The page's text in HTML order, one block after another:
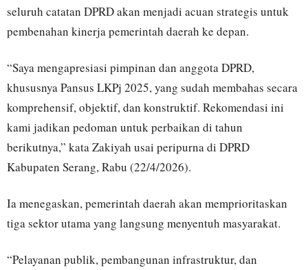
seluruh catatan DPRD akan menjadi acuan strategis untuk
pembenahan kinerja pemerintah daerah ke depan.
“Saya mengapresiasi pimpinan dan anggota DPRD,
khususnya Pansus LKPj 2025, yang sudah membahas secara
komprehensif, objektif, dan konstruktif. Rekomendasi ini
kami jadikan pedoman untuk perbaikan di tahun
berikutnya,” kata Zakiyah usai peripurna di DPRD
Kabupaten Serang, Rabu (22/4/2026).
Ia menegaskan, pemerintah daerah akan memprioritaskan
tiga sektor utama yang langsung menyentuh masyarakat.
“Pelayanan publik, pembangunan infrastruktur, dan